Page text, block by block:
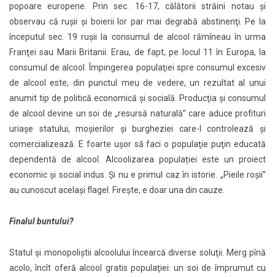
popoare europene. Prin sec. 16-17, călătorii străini notau şi
observau că ruşii şi boierii lor par mai degrabă abstinenţi. Pe la
începutul sec. 19 ruşii la consumul de alcool rămîneau în urma
Franţei sau Marii Britanii. Erau, de fapt, pe locul 11 în Europa, la
consumul de alcool. Împingerea populaţiei spre consumul excesiv
de alcool este, din punctul meu de vedere, un rezultat al unui
anumit tip de politică economică și socială. Producţia şi consumul
de alcool devine un soi de „resursă naturală” care aduce profituri
uriaşe statului, moşierilor şi burgheziei care-l controlează şi
comercializează. E foarte uşor să faci o populaţie puţin educată
dependentă de alcool. Alcoolizarea populației este un proiect
economic și social indus. Și nu e primul caz în istorie. „Pieile roșii”
au cunoscut același flagel. Fireşte, e doar una din cauze.
Finalul buntului?
Statul şi monopoliştii alcoolului încearcă diverse soluţii. Merg pînă
acolo, încît oferă alcool gratis populaţiei: un soi de împrumut cu